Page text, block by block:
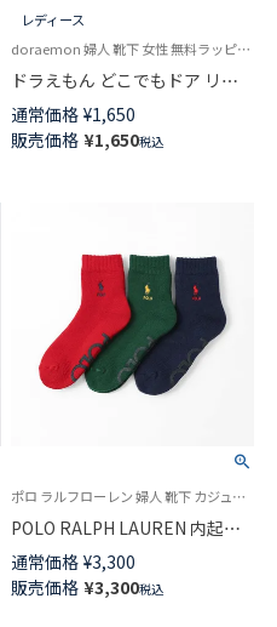
レディース
doraemon 婦人 靴下 女性 無料ラッピング
ドラえもん どこでもドア リン
クス クルー丈 カジュアル ソッ
クス レディース 日本製
03297118
通常価格 ¥1,650
販売価格 ¥1,650税込
ポロ ラルフローレン 婦人 靴下 カジュアル 2025FW
POLO RALPH LAUREN 内起毛
POLO LOGO ROOM ルームソッ
クス 足底滑り止め付き クルー
丈 レディース 03228545
通常価格 ¥3,300
販売価格 ¥3,300税込